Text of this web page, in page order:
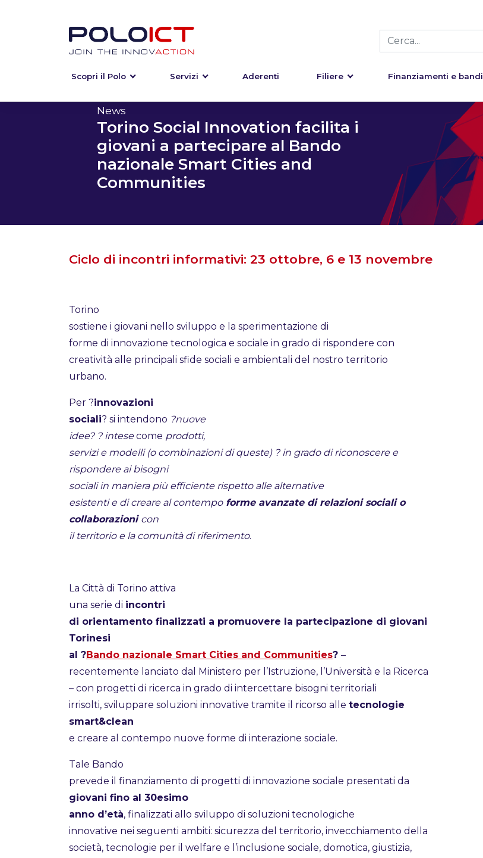
Scopri il Polo Servizi Aderenti Filiere Finanziamenti e bandi
News
Torino Social Innovation facilita i
giovani a partecipare al Bando
nazionale Smart Cities and
Communities
Ciclo di incontri informativi: 23 ottobre, 6 e 13 novembre
Torino
sostiene i giovani nello sviluppo e la sperimentazione di
forme di innovazione tecnologica e sociale in grado di rispondere con
creatività alle principali sfide sociali e ambientali del nostro territorio
urbano.
Per ?innovazioni
sociali? si intendono ?nuove
idee? ? intesecome prodotti,
servizi e modelli (o combinazioni di queste) ? in grado di riconoscere e
rispondere ai bisogni
sociali in maniera più efficienterispetto alle alternative
esistenti e di creare al contempoforme avanzate di relazioni sociali o
collaborazioni con
il territorio e la comunità di riferimento.
La Città di Torino attiva
una serie di incontri
di orientamento finalizzati a promuovere la partecipazione di giovani
Torinesi
al ?Bando nazionale Smart Cities and Communities? –
recentemente lanciato dal Ministero per l’Istruzione, l’Università e la Ricerca
– con progetti di ricerca in grado di intercettare bisogni territoriali
irrisolti, sviluppare soluzioni innovative tramite il ricorso alle tecnologie
smart&clean
e creare al contempo nuove forme di interazione sociale.
Tale Bando
prevede il finanziamento di progetti di innovazione sociale presentati da
giovani fino al 30esimo
anno d’età, finalizzati allo sviluppo di soluzioni tecnologiche
innovative nei seguenti ambiti: sicurezza del territorio, invecchiamento della
società, tecnologie per il welfare e l’inclusione sociale, domotica, giustizia,